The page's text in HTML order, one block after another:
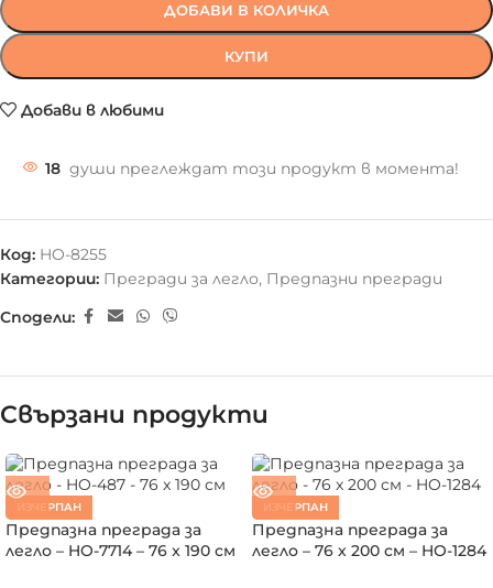
ДОБАВИ В КОЛИЧКА
КУПИ
Добави в любими
18 души преглеждат този продукт в момента!
Код: HO-8255
Категории: Прегради за легло, Предпазни прегради
Сподели:
Свързани продукти
ИЗЧЕРПАН
Предпазна преграда за
легло – HO-7714 – 76 x 190 см
ИЗЧЕРПАН
Предпазна преграда за
легло – 76 x 200 см – HO-1284